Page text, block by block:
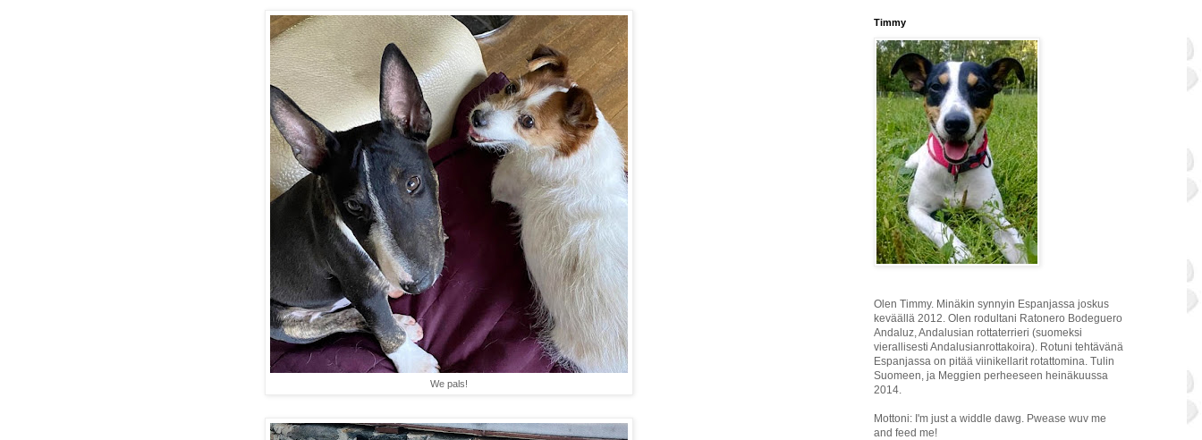
We pals!
Timmy
Olen Timmy. Minäkin synnyin Espanjassa joskus
keväällä 2012. Olen rodultani Ratonero Bodeguero
Andaluz, Andalusian rottaterrieri (suomeksi
vierallisesti Andalusianrottakoira). Rotuni tehtävänä
Espanjassa on pitää viinikellarit rotattomina. Tulin
Suomeen, ja Meggien perheeseen heinäkuussa
2014.
Mottoni: I'm just a widdle dawg. Pwease wuv me
and feed me!